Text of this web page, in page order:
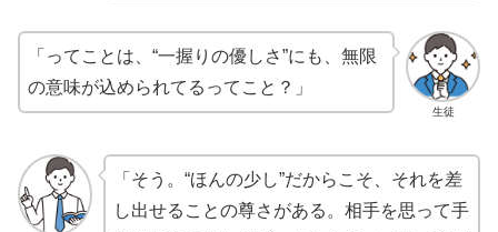
生徒
「ってことは、“一握りの優しさ”にも、無限
の意味が込められてるってこと？」
「そう。“ほんの少し”だからこそ、それを差
し出せることの尊さがある。相手を思って手